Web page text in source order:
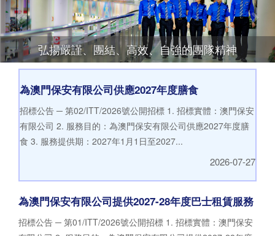
弘揚嚴謹、團結、高效、自強的團隊精神
為澳門保安有限公司供應2027年度膳食
招標公告 ─ 第02/ITT/2026號公開招標 1. 招標實體：澳門保安
有限公司 2. 服務目的：為澳門保安有限公司供應2027年度膳
食 3. 服務提供期：2027年1月1日至2027...
2026-07-27
為澳門保安有限公司提供2027-28年度巴士租賃服務
招標公告 ─ 第01/ITT/2026號公開招標 1. 招標實體：澳門保安